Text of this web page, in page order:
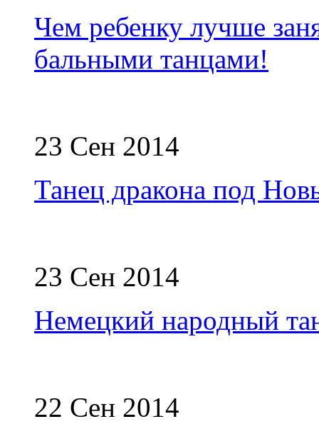
Чем ребенку лучше
бальными танцами!
23 Сен 2014
Танец дракона под
23 Сен 2014
Немецкий народный
22 Сен 2014